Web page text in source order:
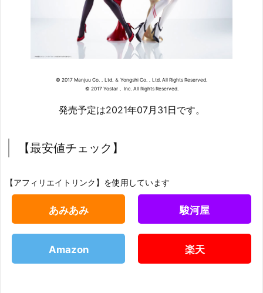
© 2017 Manjuu Co.，Ltd. ＆ Yongshi Co.，Ltd. All Rights Reserved.
© 2017 Yostar， Inc. All Rights Reserved.
発売予定は2021年07月31日です。
【最安値チェック】
【アフィリエイトリンク】を使用しています
あみあみ 駿河屋
Amazon 楽天